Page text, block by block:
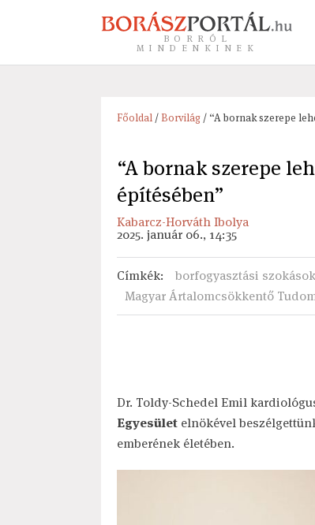
BORRÓL
MINDENKINEK
Főoldal/Borvilág/ “A bornak szerepe
“A bornak szerepe
építésében”
Kabarcz-Horváth Ibolya
2025. január 06., 14:35
Címkék: borfogyasztási szokások
Magyar Ártalomcsökkentő
Dr. Toldy-Schedel Emil
Egyesület elnökével
emberének életében.